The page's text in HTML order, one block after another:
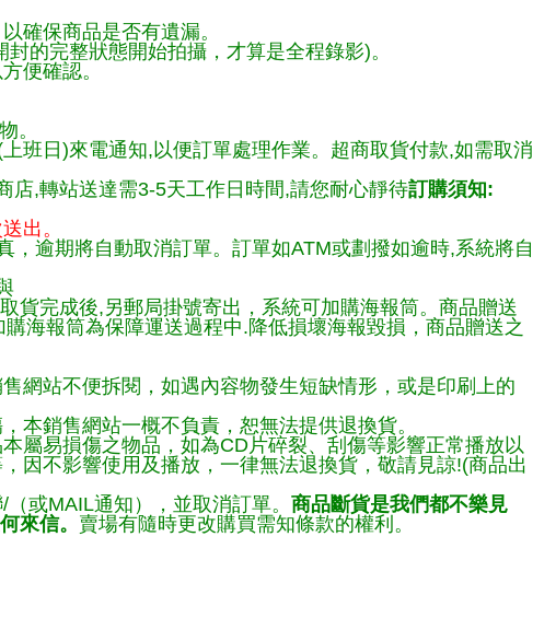
確保商品是否有遺漏。
的完整狀態開始拍攝，才算是全程錄影)。
便確認。
。
班日)來電通知,以便訂單處理作業。超商取貨付款,如需取消
店,轉站送達需3-5天工作日時間,請您耐心靜待訂購須知:
出。
逾期將自動取消訂單。訂單如ATM或劃撥如逾時,系統將自
貨完成後,另郵局掛號寄出，系統可加購海報筒。商品贈送
海報筒為保障運送過程中.降低損壞海報毀損，商品贈送之
網站不便拆閱，如遇內容物發生短缺情形，或是印刷上的
本銷售網站一概不負責，恕無法提供退換貨。
屬易損傷之物品，如為CD片碎裂、刮傷等影響正常播放以
因不影響使用及播放，一律無法退換貨，敬請見諒!(商品出
或MAIL通知），並取消訂單。 商品斷貨是我們都不樂見
來信。 賣場有隨時更改購買需知條款的權利。